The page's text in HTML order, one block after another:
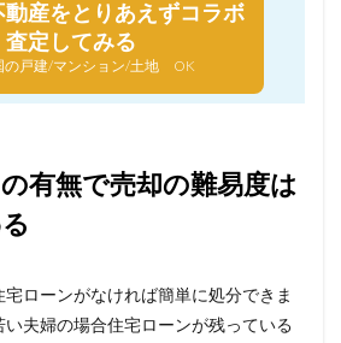
動産をとりあえずコラボ
査定してみる
の戸建/マンション/土地 OK
有無で売却の難易度は
ローンがなければ簡単に処分できま
夫婦の場合住宅ローンが残っている